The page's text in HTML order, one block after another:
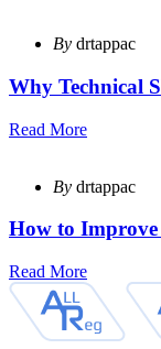
By drtappac
Why Technical
Read More
By drtappac
How to
Read More